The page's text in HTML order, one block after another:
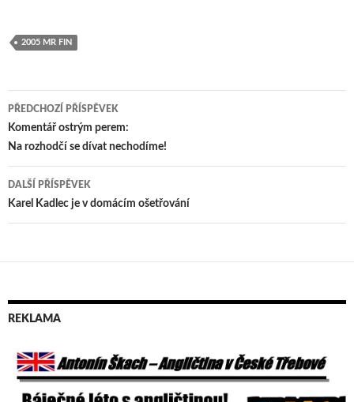
2005 MR FIN
Navigace
příspěvek
PŘEDCHOZÍ PŘÍSPĚVEK
Komentář ostrým perem:
Na rozhodčí se dívat nechodíme!
DALŠÍ PŘÍSPĚVEK
Karel Kadlec je v domácím ošetřování
REKLAMA